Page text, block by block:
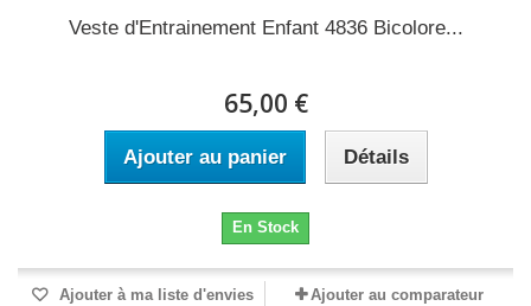
Veste d'Entrainement Enfant 4836 Bicolore...
65,00 €
Ajouter au panier Détails
En Stock
Ajouter à ma liste d'envies Ajouter au comparateur